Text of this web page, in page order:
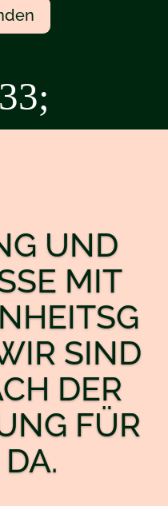
UND
MIT
SIND
DER
FÜR